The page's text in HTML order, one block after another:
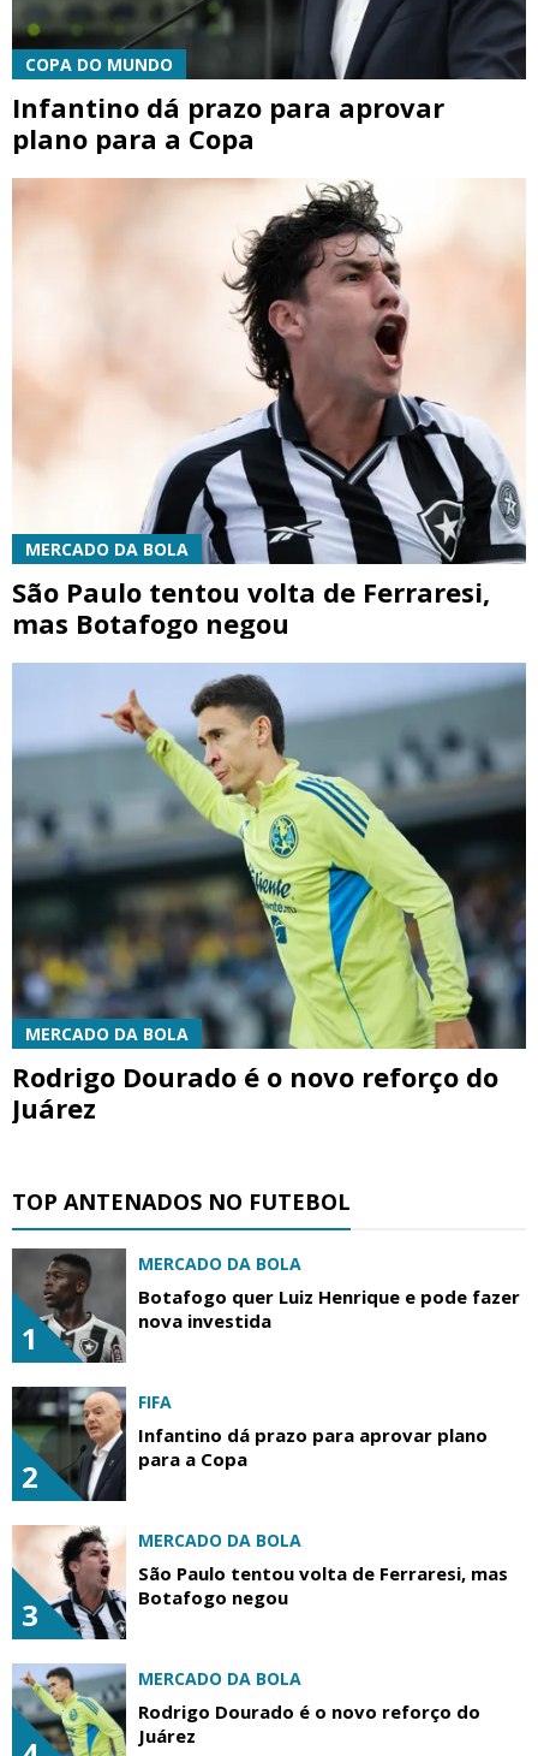
COPA DO MUNDO
Infantino dá prazo para aprovar
plano para a Copa
MERCADO DA BOLA
São Paulo tentou volta de Ferraresi,
mas Botafogo negou
MERCADO DA BOLA
Rodrigo Dourado é o novo reforço do
Juárez
TOP ANTENADOS NO FUTEBOL
1
MERCADO DA BOLA
Botafogo quer Luiz Henrique e pode fazer
nova investida
2
FIFA
Infantino dá prazo para aprovar plano
para a Copa
3
MERCADO DA BOLA
São Paulo tentou volta de Ferraresi, mas
Botafogo negou
MERCADO DA BOLA
Rodrigo Dourado é o novo reforço do
Juárez